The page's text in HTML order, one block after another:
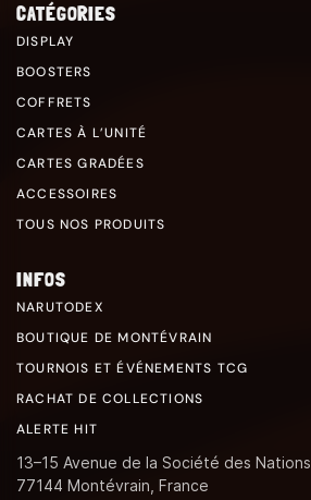
CATÉGORIES
DISPLAY
BOOSTERS
COFFRETS
CARTES À L’UNITÉ
CARTES GRADÉES
ACCESSOIRES
TOUS NOS PRODUITS
INFOS
NARUTODEX
BOUTIQUE DE MONTÉVRAIN
TOURNOIS ET ÉVÉNEMENTS TCG
RACHAT DE COLLECTIONS
ALERTE HIT
13–15 Avenue de la Société des Nations
77144 Montévrain, France